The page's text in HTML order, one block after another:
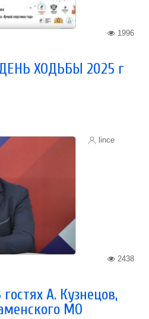
1996
ХОДЬБЫ 2025 г
lince
2438
А. Кузнецов,
МО